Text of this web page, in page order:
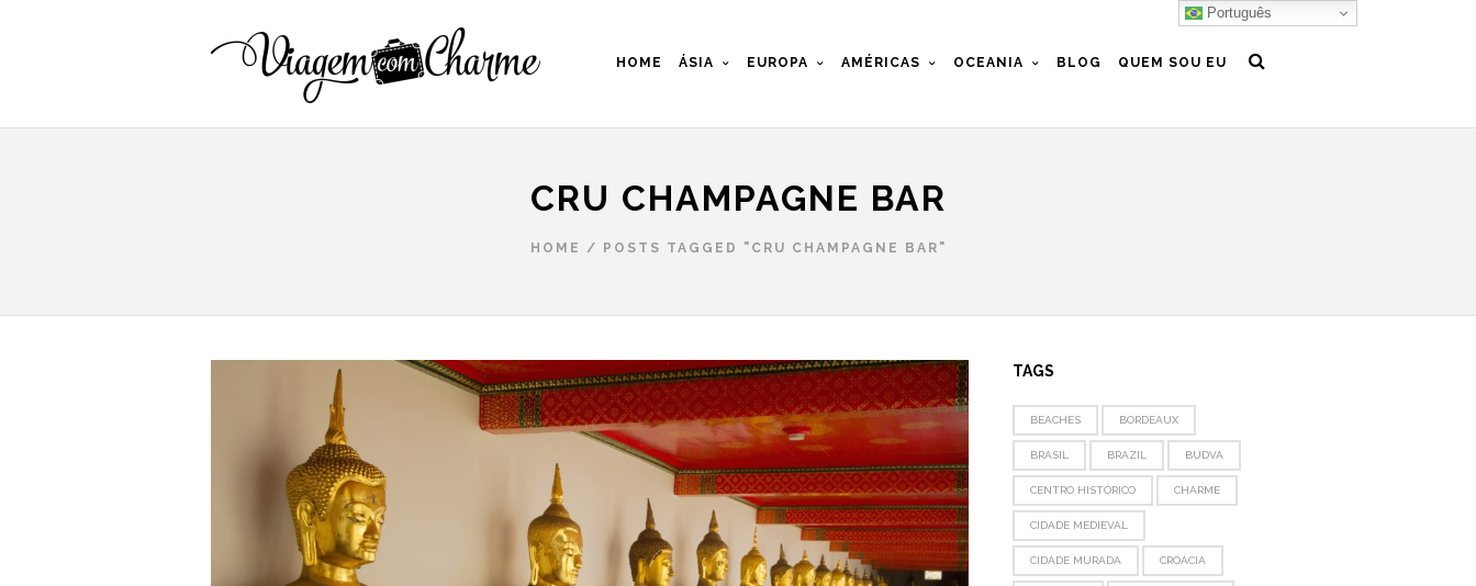
HOME ÁSIA EUROPA AMÉRICAS OCEANIA BLOG QUEM SOU EU
CRU CHAMPAGNE BAR
HOME / POSTS TAGGED "CRU CHAMPAGNE BAR"
TAGS
BEACHES BORDEAUX
BRASIL BRAZIL BUDVA
CENTRO HISTÓRICO CHARME
CIDADE MEDIEVAL
CIDADE MURADA CROÁCIA
Português